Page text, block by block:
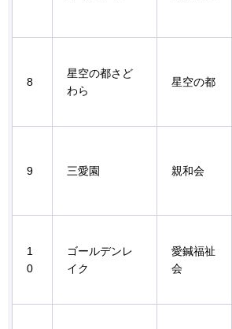
8
星空の都さど
わら
星空の都
9 三愛園 親和会
1
0
ゴールデンレ
イク
愛鍼福祉
会